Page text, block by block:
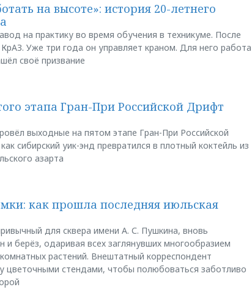
на высоте»: история 20-летнего
на практику во время обучения в техникуме. После
Уже три года он управляет краном. Для него работа
своё призвание
этапа Гран-При Российской Дрифт
выходные на пятом этапе Гран-При Российской
сибирский уик-энд превратился в плотный коктейль из
азарта
как прошла последняя июльская
для сквера имени А. С. Пушкина, вновь
и берёз, одаривая всех заглянувших многообразием
растений. Внештатный корреспондент
цветочными стендами, чтобы полюбоваться заботливо